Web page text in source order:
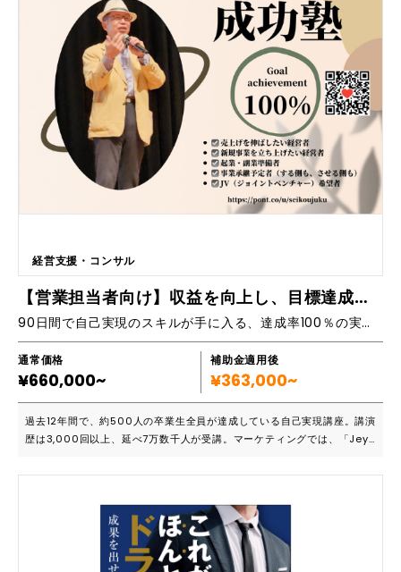
ネスを推進するアジャイル型のチーミングを行ないます。 ◆コミットメ
の在り方について、実践を通して学びます。 ◆チーミング・ファシリテ
ーション ・チームメンバーのそれぞれの個性やタイプ、強みを棚卸し、
個々人のキャリア・ビジョンを描き、ビジョンや目標の達成に向けたチー
ム・ファシリテーションを実践を通して学びます。 ◆ダイアログ・コー
チング ・メンバーの可能性を引き出すコーチングスキルを学び実践しま
す。
ビジネス・パフォーマンスは、リーダーシップの良し悪しと 強く相関す
ることが証明されています。 パフォーマンスを左右するリーダーシップ
行動を知り、自分の強みにフォーカスして 自分らしくリーダーシップを
発揮する効果的な方法を学びます。 360度調査で強みと弱みを特定しま
たちのグローバル・パートナーは、常に最新の調査と研究を続け、最新の
報告を行っています。https://smartworks.co.jp/ ■研修の特徴 ・学習
するコンテンツに加えて、学習の定着と行動変容を促すメソッドも科学的
・ビジネス・パフォーマンスの改善効果をグローバル調査で実証ずみ ・
多言語対応のコースは、世界の主要言語で実施可能
経営支援・コンサル
【営業担当者向け】収益を向上し、目標達成力研修
90日間で自己実現のスキルが手に入る、達成率100％の実践型成功哲学講座
通常価格
¥660,000~
補助金適用後
¥363,000~
過去12年間で、約500人の卒業生全員が達成している自己実現講座。講演
歴は3,000回以上、延べ7万数千人が受講。マーケティングでは、「Jey
し」と言われています。世界一流の成功哲学や自己実現講座のコーチ・コ
が、講座を実施します。 ■こんな方におすすめです ・独立したいけど、
何で起業していいかわからない起業希望者 ・独立したはいいけど、売り
上げが伸びない個人事業主 ・長年経営しているが、売り上げが落ちてき
ている経営者 ・社員のやる気を引き出して、会社を効率化したい経営者